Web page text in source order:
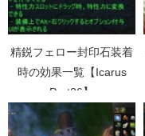
精鋭フェロー封印石装着
時の効果一覧【Icarus
Part26】